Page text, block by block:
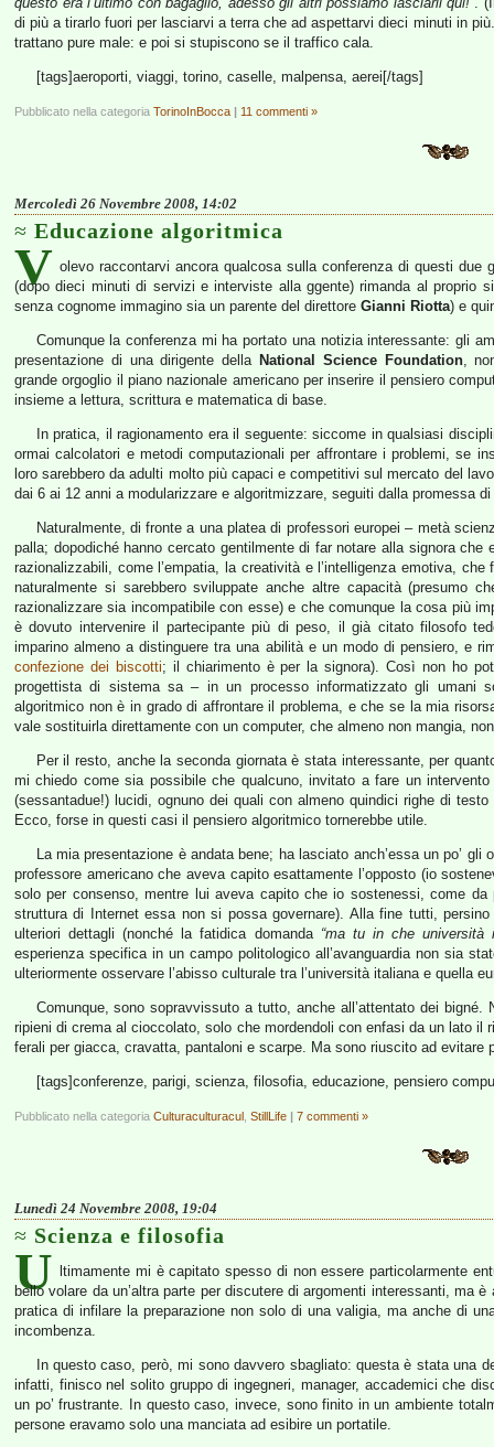
di più a tirarlo fuori per lasciarvi a terra che ad aspettarvi dieci minuti in
trattano pure male: e poi si stupiscono se il traffico cala.
[tags]aeroporti, viaggi, torino, caselle, malpensa, aerei[/tags]
Pubblicato nella categoria TorinoInBocca | 11 commenti »
Mercoledì 26 Novembre 2008, 14:02
Educazione algoritmica
V olevo raccontarvi ancora qualcosa sulla conferenza di questi
(dopo dieci minuti di servizi e interviste alla ggente) rimanda al proprio
senza cognome immagino sia un parente del direttore Gianni Riotta) e
Comunque la conferenza mi ha portato una notizia interessante: gli
presentazione di una dirigente della National Science Foundation,
grande orgoglio il piano nazionale americano per inserire il pensiero
insieme a lettura, scrittura e matematica di base.
In pratica, il ragionamento era il seguente: siccome in qualsiasi
ormai calcolatori e metodi computazionali per affrontare i problemi, se
loro sarebbero da adulti molto più capaci e competitivi sul mercato del
dai 6 ai 12 anni a modularizzare e algoritmizzare, seguiti dalla promessa
Naturalmente, di fronte a una platea di professori europei – metà
palla; dopodiché hanno cercato gentilmente di far notare alla signora
razionalizzabili, come l’empatia, la creatività e l’intelligenza emotiva,
naturalmente si sarebbero sviluppate anche altre capacità (presumo
razionalizzare sia incompatibile con esse) e che comunque la cosa più
è dovuto intervenire il partecipante più di peso, il già citato filosofo
imparino almeno a distinguere tra una abilità e un modo di pensiero, e
confezione dei biscotti; il chiarimento è per la signora). Così non ho
progettista di sistema sa – in un processo informatizzato gli umani
algoritmico non è in grado di affrontare il problema, e che se la mia
vale sostituirla direttamente con un computer, che almeno non mangia,
Per il resto, anche la seconda giornata è stata interessante, per
mi chiedo come sia possibile che qualcuno, invitato a fare un
(sessantadue!) lucidi, ognuno dei quali con almeno quindici righe di
Ecco, forse in questi casi il pensiero algoritmico tornerebbe utile.
La mia presentazione è andata bene; ha lasciato anch’essa un po’
professore americano che aveva capito esattamente l’opposto (io
solo per consenso, mentre lui aveva capito che io sostenessi, come
struttura di Internet essa non si possa governare). Alla fine tutti,
ulteriori dettagli (nonché la fatidica domanda “ma tu in che università
esperienza specifica in un campo politologico all’avanguardia non sia
ulteriormente osservare l’abisso culturale tra l’università italiana e quella
Comunque, sono sopravvissuto a tutto, anche all’attentato dei
ripieni di crema al cioccolato, solo che mordendoli con enfasi da un lato il
ferali per giacca, cravatta, pantaloni e scarpe. Ma sono riuscito ad evitare
[tags]conferenze, parigi, scienza, filosofia, educazione, pensiero
Pubblicato nella categoria Culturaculturacul StillLife | 7 commenti »
Lunedì 24 Novembre 2008, 19:04
Scienza e filosofia
U
ltimamente mi è capitato spesso di non essere particolarmente
bello volare da un’altra parte per discutere di argomenti interessanti, ma
pratica di infilare la preparazione non solo di una valigia, ma anche di
incombenza.
In questo caso, però, mi sono davvero sbagliato: questa è stata una
infatti, finisco nel solito gruppo di ingegneri, manager, accademici che
un po’ frustrante. In questo caso, invece, sono finito in un ambiente
persone eravamo solo una manciata ad esibire un portatile.